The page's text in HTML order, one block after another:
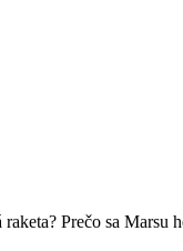
Prečo sa